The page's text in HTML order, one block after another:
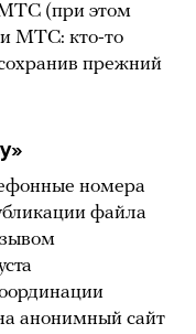
(при этом
МТС: кто-то
прежний
номера
файла
анонимный сайт